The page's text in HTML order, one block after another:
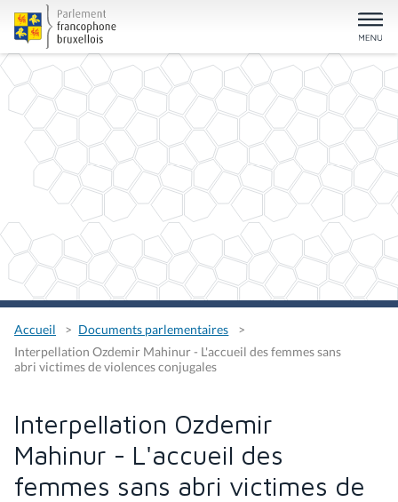
Accueil
Documents parlementaires
Interpellation Ozdemir Mahinur - L'accueil des femmes sans
abri victimes de violences conjugales
Interpellation Ozdemir
Mahinur - L'accueil des
femmes sans abri victimes de